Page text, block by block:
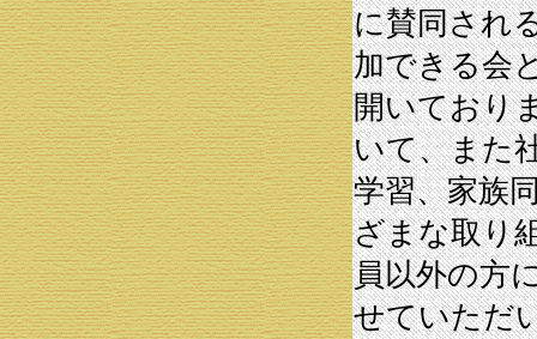
に賛同され
加できる会
開いており
いて、また
学習、家族
ざまな取り
員以外の方
せていただ